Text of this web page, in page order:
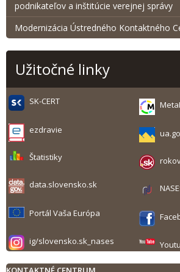
podnikateľov a inštitúcie verejnej správy
Modernizácia Ústredného Kontaktného
Užitočné linky
SK-CERT
ezdravie
Štatistiky
data.slovensko.sk
Portál Vaša Európa
ig/slovensko.sk_nases